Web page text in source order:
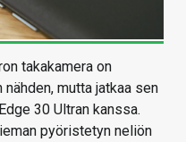
takakamera on
mutta jatkaa sen
30 Ultran kanssa.
pyöristetyn neliön